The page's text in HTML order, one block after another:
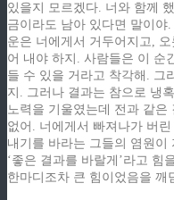
있을지 모르겠다. 너와 함께
금이라도 남아 있다면 말이야
운은 너에게서 거두어지고,
어 내야 하지. 사람들은 이 순
들 수 있을 거라고 착각해. 그
지. 그러나 결과는 참으로 냉
노력을 기울였는데 전과 같은
없어. 너에게서 빠져나가 버
내기를 바라는 그들의 염원이
‘좋은 결과를 바랄게’라고 힘
한마디조차 큰 힘이었음을 깨